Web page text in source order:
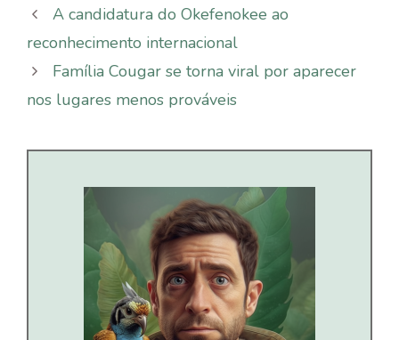
A candidatura do Okefenokee ao
reconhecimento internacional
Família Cougar se torna viral por aparecer
nos lugares menos prováveis